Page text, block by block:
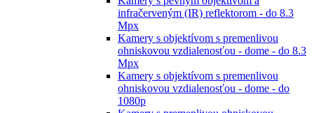
infračerveným (IR) reflektorom - do 8.3
Mpx
Kamery s objektívom s premenlivou
ohniskovou vzdialenosťou - dome - do 8.3
Mpx
Kamery s objektívom s premenlivou
ohniskovou vzdialenosťou - dome - do
1080p